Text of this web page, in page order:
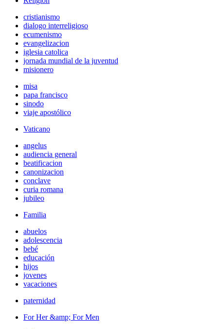
cristianismo
dialogo interreligioso
ecumenismo
evangelizacion
iglesia catolica
jornada mundial de la juventud
misionero
misa
papa francisco
sinodo
viaje apostólico
Vaticano
angelus
audiencia general
beatificacion
canonizacion
conclave
curia romana
jubileo
Familia
abuelos
adolescencia
bebé
educación
hijos
jovenes
vacaciones
paternidad
For Her &amp; For Men